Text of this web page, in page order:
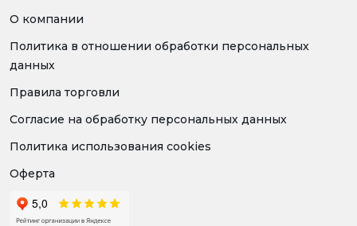
О компании
Политика в отношении обработки персональных
данных
Правила торговли
Согласие на обработку персональных данных
Политика использования cookies
Оферта